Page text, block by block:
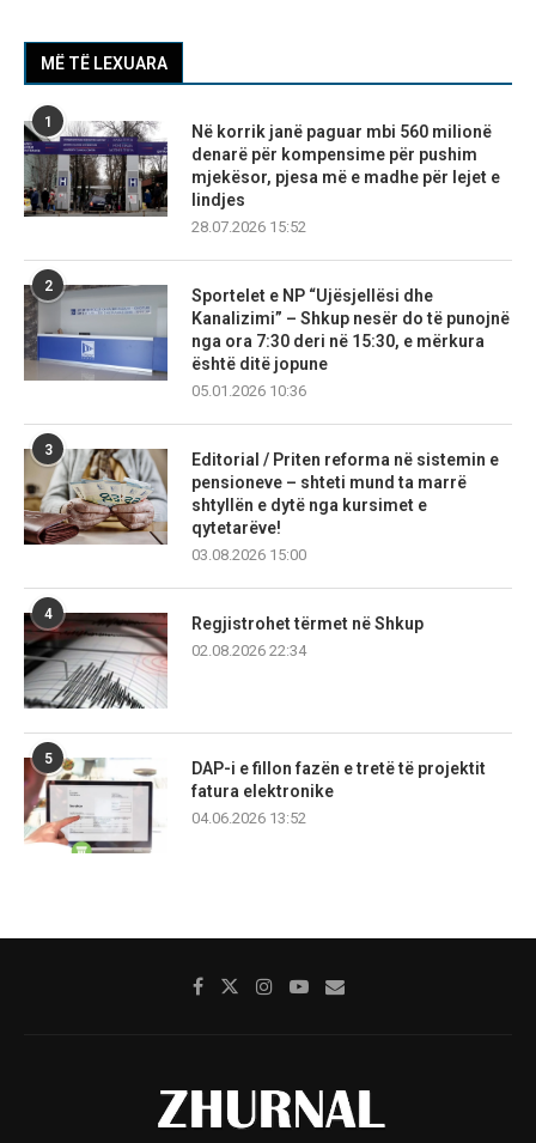
MË TË LEXUARA
1
Në korrik janë paguar mbi 560 milionë
denarë për kompensime për pushim
mjekësor, pjesa më e madhe për lejet e
lindjes
28.07.2026 15:52
2
Sportelet e NP “Ujësjellësi dhe
Kanalizimi” – Shkup nesër do të punojnë
nga ora 7:30 deri në 15:30, e mërkura
është ditë jopune
05.01.2026 10:36
3
Editorial / Priten reforma në sistemin e
pensioneve – shteti mund ta marrë
shtyllën e dytë nga kursimet e
qytetarëve!
03.08.2026 15:00
4
Regjistrohet tërmet në Shkup
02.08.2026 22:34
5
DAP-i e fillon fazën e tretë të projektit
fatura elektronike
04.06.2026 13:52